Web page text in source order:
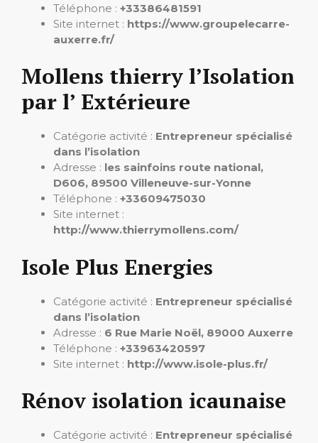
Téléphone : +33386481591
Site internet : https://www.groupelecarre-
auxerre.fr/
Mollens thierry l’Isolation
par l’ Extérieure
Catégorie activité : Entrepreneur spécialisé
dans l’isolation
Adresse : les sainfoins route national,
D606, 89500 Villeneuve-sur-Yonne
Téléphone : +33609475030
Site internet :
http://www.thierrymollens.com/
Isole Plus Energies
Catégorie activité : Entrepreneur spécialisé
dans l’isolation
Adresse : 6 Rue Marie Noël, 89000 Auxerre
Téléphone : +33963420597
Site internet : http://www.isole-plus.fr/
Rénov isolation icaunaise
Catégorie activité : Entrepreneur spécialisé